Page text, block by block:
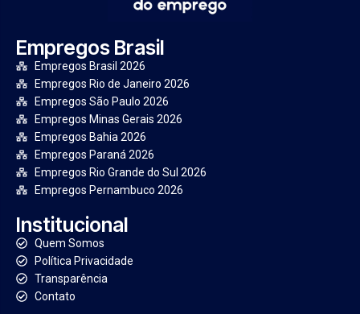
Empregos Brasil
Empregos Brasil 2026
Empregos Rio de Janeiro 2026
Empregos São Paulo 2026
Empregos Minas Gerais 2026
Empregos Bahia 2026
Empregos Paraná 2026
Empregos Rio Grande do Sul 2026
Empregos Pernambuco 2026
Institucional
Quem Somos
Política Privacidade
Transparência
Contato